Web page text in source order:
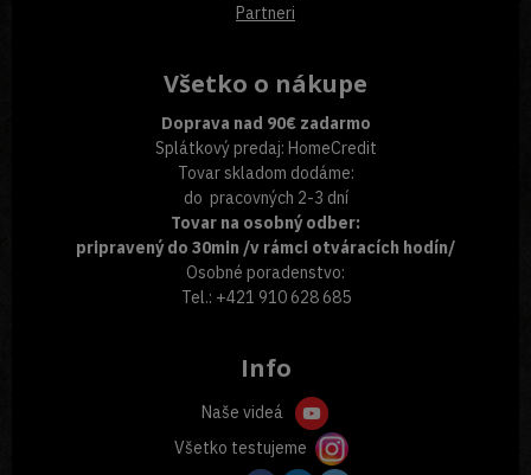
Partneri
Všetko o nákupe
Doprava nad 90€ zadarmo
Splátkový predaj: HomeCredit
Tovar skladom dodáme:
do pracovných 2-3 dní
Tovar na osobný odber:
pripravený do 30min /v rámci otváracích hodín/
Osobné poradenstvo:
Tel.: +421 910 628 685
Info
Naše videá
Všetko testujeme